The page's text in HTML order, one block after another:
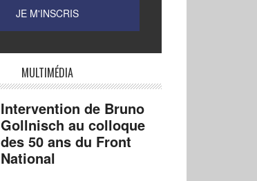
MULTIMÉDIA
Intervention de Bruno
Gollnisch au colloque
des 50 ans du Front
National